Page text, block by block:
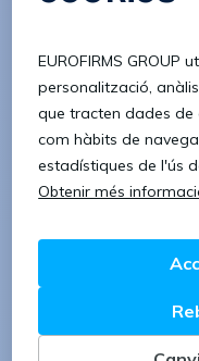
Contrasenya
Confirmar
8 caràcters
1 lletra majúscula